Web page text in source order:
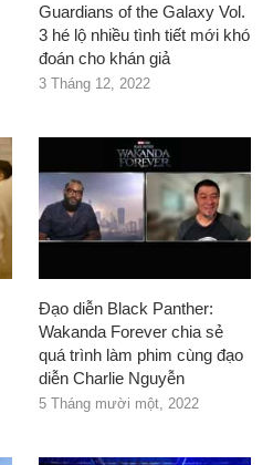
Guardians of the Galaxy Vol.
3 hé lộ nhiều tình tiết mới khó
đoán cho khán giả
3 Tháng 12, 2022
Đạo diễn Black Panther:
Wakanda Forever chia sẻ
quá trình làm phim cùng đạo
diễn Charlie Nguyễn
5 Tháng mười một, 2022